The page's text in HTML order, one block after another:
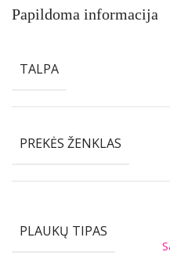
Papildoma informacija
TALPA
PREKĖS ŽENKLAS
PLAUKŲ TIPAS